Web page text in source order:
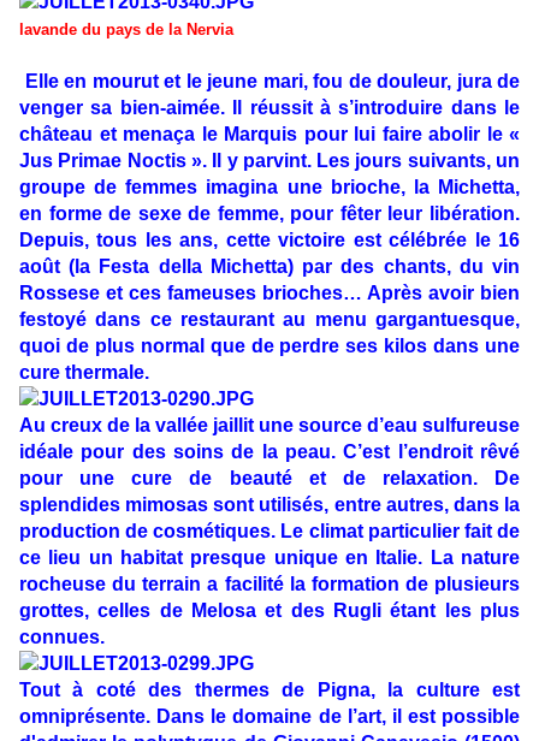
lavande du pays de la Nervia
Elle en mourut et le jeune mari, fou de douleur, jura de
venger sa bien-aimée. Il réussit à s’introduire dans le
château et menaça le Marquis pour lui faire abolir le «
Jus Primae Noctis ». Il y parvint. Les jours suivants, un
groupe de femmes imagina une brioche, la Michetta,
en forme de sexe de femme, pour fêter leur libération.
Depuis, tous les ans, cette victoire est célébrée le 16
août (la Festa della Michetta) par des chants, du vin
Rossese et ces fameuses brioches… Après avoir bien
festoyé dans ce restaurant au menu gargantuesque,
quoi de plus normal que de perdre ses kilos dans une
cure thermale.
Au creux de la vallée jaillit une source d’eau sulfureuse
idéale pour des soins de la peau. C’est l’endroit rêvé
pour une cure de beauté et de relaxation. De
splendides mimosas sont utilisés, entre autres, dans la
production de cosmétiques. Le climat particulier fait de
ce lieu un habitat presque unique en Italie. La nature
rocheuse du terrain a facilité la formation de plusieurs
grottes, celles de Melosa et des Rugli étant les plus
connues.
Tout à coté des thermes de Pigna, la culture est
omniprésente. Dans le domaine de l’art, il est possible